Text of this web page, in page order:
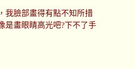
我臉部畫得有點不知所措
是畫眼睛高光吧?下不了手